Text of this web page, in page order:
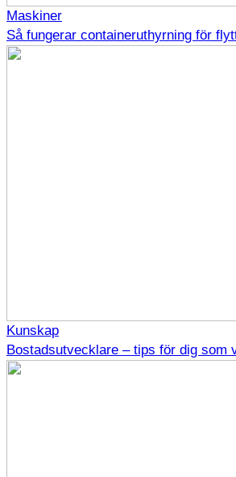
Maskiner
Så fungerar containeruthyrning för
Kunskap
Bostadsutvecklare – tips för dig som